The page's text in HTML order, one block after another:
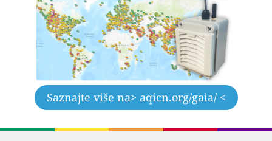
Saznajte više na> aqicn.org/gaia/ <